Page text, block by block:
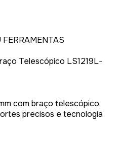
Telescópico LS1219L-
com braço telescópico,
precisos e tecnologia